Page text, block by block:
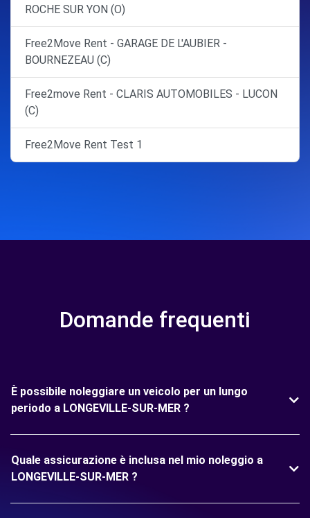
ROCHE SUR YON (O)
Free2Move Rent - GARAGE DE L'AUBIER -
BOURNEZEAU (C)
Free2move Rent - CLARIS AUTOMOBILES - LUCON
(C)
Free2Move Rent Test 1
Domande frequenti
È possibile noleggiare un veicolo per un lungo
periodo a LONGEVILLE-SUR-MER ?
Quale assicurazione è inclusa nel mio noleggio a
LONGEVILLE-SUR-MER ?